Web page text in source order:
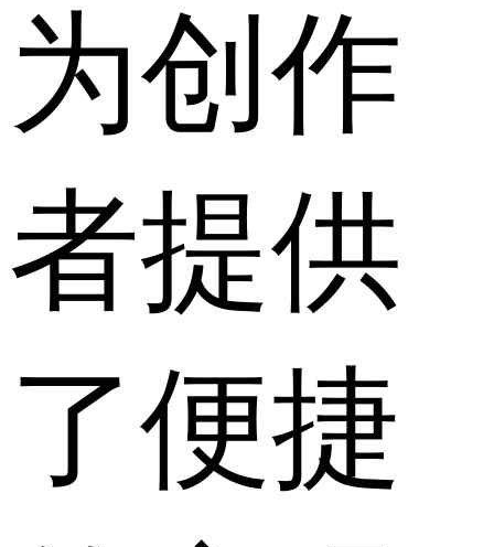
为创作
者提供
了便捷